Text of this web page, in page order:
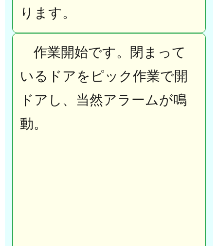
ります。
作業開始です。閉まって
いるドアをピック作業で開
ドアし、当然アラームが鳴
動。